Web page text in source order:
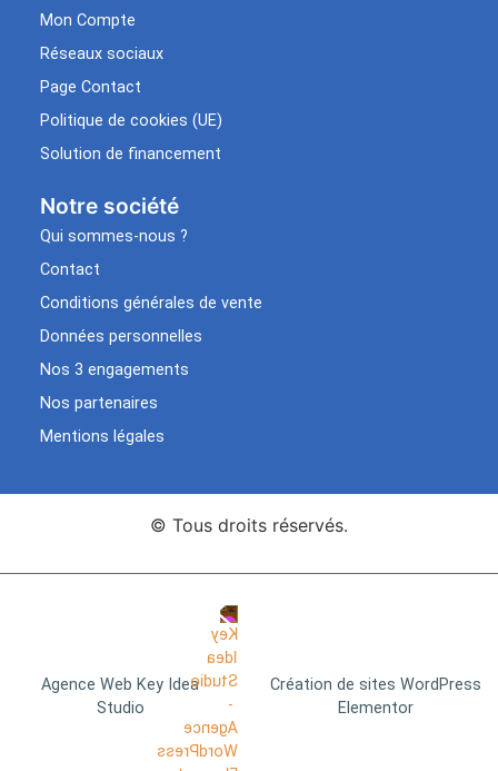
Mon Compte
Réseaux sociaux
Page Contact
Politique de cookies (UE)
Solution de financement
Notre société
Qui sommes-nous ?
Contact
Conditions générales de vente
Données personnelles
Nos 3 engagements
Nos partenaires
Mentions légales
© Tous droits réservés.
Agence Web Key Idea
Studio
Création de sites WordPress
Elementor